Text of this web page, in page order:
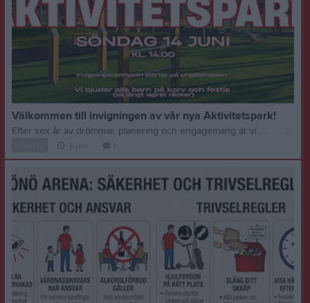
Välkommen till invigningen av vår nya Aktivitetspark!
Efter sex år av drömmar, planering och engagemang är vi äntligen i mål. Hönö IS har nöjet att bjuda in medlemmar, sponsorer, eldsjälar och alla skärgårdsbor till den officiella invigningen av Aktivitetsparken.. I och med detta är cirkeln kring Hönö Arena sluten. Tillsammans har vi skapat en fantastisk, komplett idrottsanläggning som rymmer två konstgräsplaner, friidrottsytor, klubbstuga, föreningsförråd och nu – ett levande nav för spontanidrott, lek och gemenskap. Datum: Söndag 14 juni 2026 Tid: Kl. 14:00 Plats: Ungdomsplan, Hönö Arena Program för dagen: Kl. 14:00 – Invigningsceremoni: Vi samlas på Ungdomsplanen för traditionell cermoni Bandklippning: Direkt efter ceremonin klipper vi bandet och förklarar Aktivitetsparken officiellt öppnad! Fest och lek: Parken öppnas upp för alla. Hönö IS bjuder alla barn på korv och Festis mellan kl 1430-1500 Kom och fira med oss och låt oss tillsammans kickstarta framtiden på Hönö Arena! Varmt välkomna!